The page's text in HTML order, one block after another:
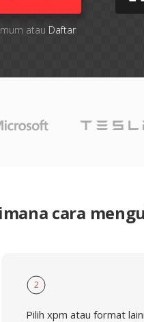
atau Daftar
cara
2
Pilih xpm atau format